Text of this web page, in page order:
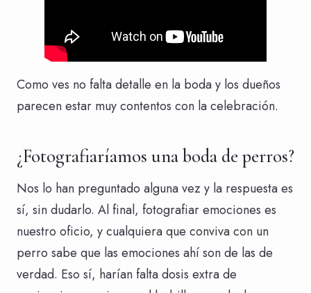
Como ves no falta detalle en la boda y los dueños
parecen estar muy contentos con la celebración.
¿Fotografiaríamos una boda de perros?
Nos lo han preguntado alguna vez y la respuesta es
sí, sin dudarlo. Al final, fotografiar emociones es
nuestro oficio, y cualquiera que conviva con un
perro sabe que las emociones ahí son de las de
verdad. Eso sí, harían falta dosis extra de